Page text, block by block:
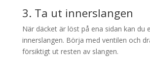
3. Ta ut innerslangen
När däcket är löst på ena sidan kan du
innerslangen. Börja med ventilen och
försiktigt ut resten av slangen.